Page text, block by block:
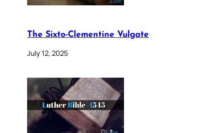
The Sixto-Clementine Vulgate
July 12, 2025